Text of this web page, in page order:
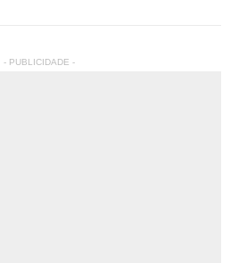
- PUBLICIDADE -